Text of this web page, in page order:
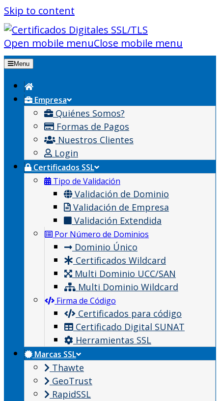
Skip to content
Open mobile menuClose mobile menu
Menu
Empresa
Quiénes Somos?
Formas de Pagos
Nuestros Clientes
Login
Certificados SSL
Tipo de Validación
Validación de Dominio
Validación de Empresa
Validación Extendida
Por Número de Dominios
Dominio Único
Certificados Wildcard
Multi Dominio UCC/SAN
Multi Dominio Wildcard
Firma de Código
Certificados para código
Certificado Digital SUNAT
Herramientas SSL
Marcas SSL
Thawte
GeoTrust
RapidSSL